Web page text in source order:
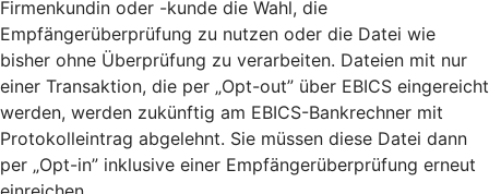
Firmenkundin oder -kunde die Wahl, die
Empfängerüberprüfung zu nutzen oder die Datei wie
bisher ohne Überprüfung zu verarbeiten. Dateien mit nur
einer Transaktion, die per „Opt-out” über EBICS eingereicht
werden, werden zukünftig am EBICS-Bankrechner mit
Protokolleintrag abgelehnt. Sie müssen diese Datei dann
per „Opt-in” inklusive einer Empfängerüberprüfung erneut